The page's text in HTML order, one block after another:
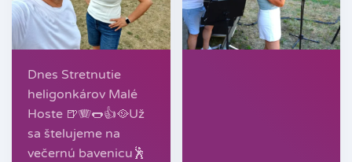
Dnes Stretnutie
heligonkárov Malé
Hoste 🍺🪗🌭👍🥘Už
sa štelujeme na
večernú bavenicu🕺